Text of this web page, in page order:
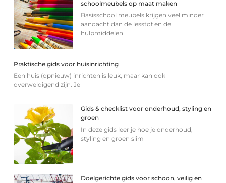
schoolmeubels op maat maken
Basisschool meubels krijgen veel minder
aandacht dan de lesstof en de
hulpmiddelen
Praktische gids voor huisinrichting
Een huis (opnieuw) inrichten is leuk, maar kan ook
overweldigend zijn. Je
Gids & checklist voor onderhoud, styling en
groen
In deze gids leer je hoe je onderhoud,
styling en groen slim
Doelgerichte gids voor schoon, veilig en